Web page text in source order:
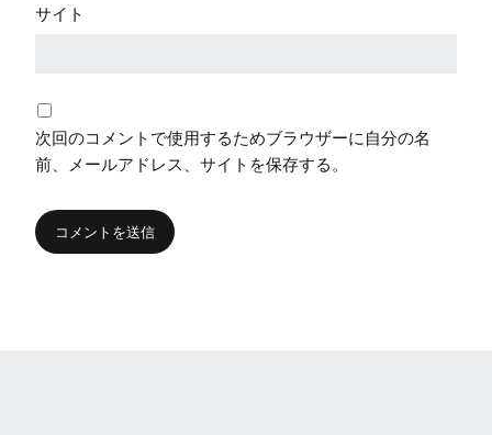
サイト
次回のコメントで使用するためブラウザーに自分の名
前、メールアドレス、サイトを保存する。